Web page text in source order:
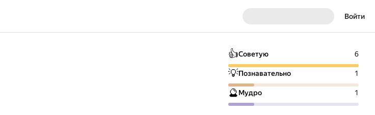
Войти
👍Советую 6
💡Познавательно 1
🔮Мудро 1